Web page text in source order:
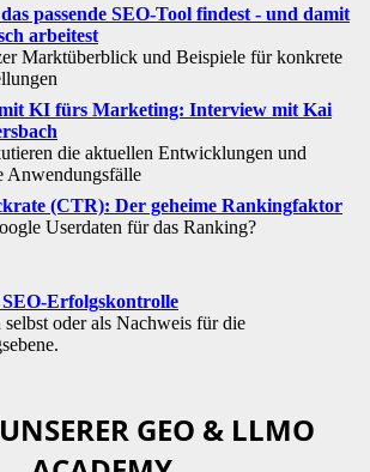
passende SEO-Tool findest - und damit
arbeitest
Marktüberblick und Beispiele für konkrete
KI fürs Marketing: Interview mit Kai
die aktuellen Entwicklungen und
Anwendungsfälle
(CTR): Der geheime Rankingfaktor
Userdaten für das Ranking?
SEO-Erfolgskontrolle
oder als Nachweis für die
GEO & LLMO